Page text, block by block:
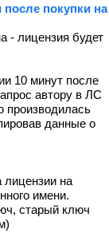
покупки на
- лицензия будет
10 минут после
автору в ЛС
производилась
данные о
лицензии на
имени.
старый ключ